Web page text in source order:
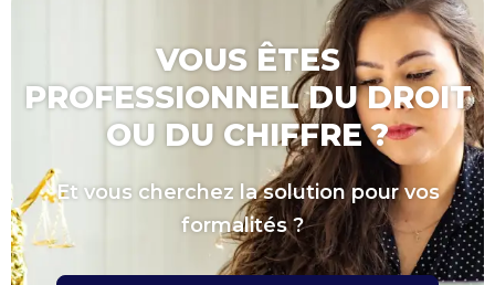
VOUS ÊTES
PROFESSIONNEL DU DROIT
OU DU CHIFFRE ?
Et vous cherchez la solution pour vos
formalités ?